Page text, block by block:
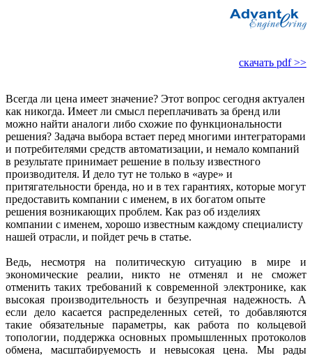
скачать pdf >>
Всегда ли цена имеет значение? Этот вопрос сегодня актуален
как никогда. Имеет ли смысл переплачивать за бренд или
можно найти аналоги либо схожие по функциональности
решения? Задача выбора встает перед многими интеграторами
и потребителями средств автоматизации, и немало компаний
в результате принимает решение в пользу известного
производителя. И дело тут не только в «ауре» и
притягательности бренда, но и в тех гарантиях, которые могут
предоставить компании с именем, в их богатом опыте
решения возникающих проблем. Как раз об изделиях
компании с именем, хорошо известным каждому специалисту
нашей отрас­ли, и пойдет речь в статье.
Ведь, несмотря на политическую ситуацию в мире и
экономические реалии, никто не отменял и не сможет
отменить таких требований к современной электронике, как
высокая производительность и безупречная надежность. А
если дело касается распределенных сетей, то добавляются
такие обязательные параметры, как работа по кольцевой
топологии, поддержка основных промышленных протоколов
обмена, масштабируемость и невысокая цена. Мы рады